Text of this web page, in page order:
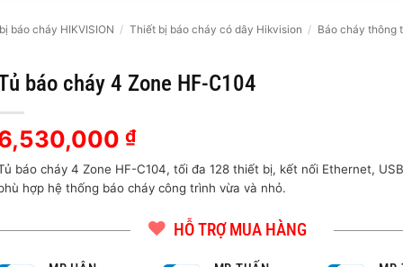
báo cháy HIKVISION / Thiết bị báo cháy có dây Hikvision / Báo cháy thông
báo cháy 4 Zone HF-C104
₫
báo cháy 4 Zone HF-C104, tối đa 128 thiết bị, kết nối Ethernet,
hợp hệ thống báo cháy công trình vừa và nhỏ.
HỖ TRỢ MUA HÀNG